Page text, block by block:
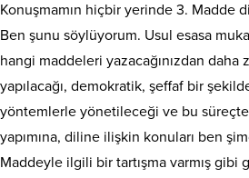
Konuşmamın hiçbir yerinde 3. Madde
Ben şunu söylüyorum. Usul esasa
hangi maddeleri yazacağınızdan daha
yapılacağı, demokratik, şeffaf bir
yöntemlerle yönetileceği ve bu süreçte
yapımına, diline ilişkin konuları ben
Maddeyle ilgili bir tartışma varmış gibi